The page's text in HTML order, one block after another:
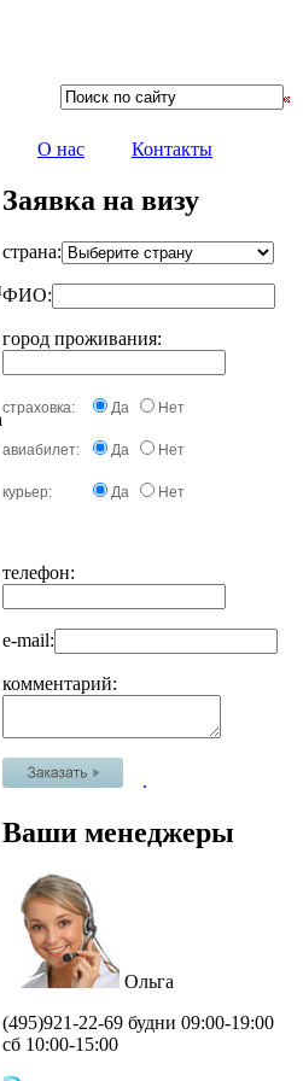
О нас
Контакты
Заявка на визу
страна:
ФИО:
город проживания:
страховка: Да Нет
авиабилет: Да Нет
курьер: Да Нет
телефон:
e-mail:
комментарий:
.
Ваши менеджеры
Ольга
(495)921-22-69 будни 09:00-19:00
сб 10:00-15:00